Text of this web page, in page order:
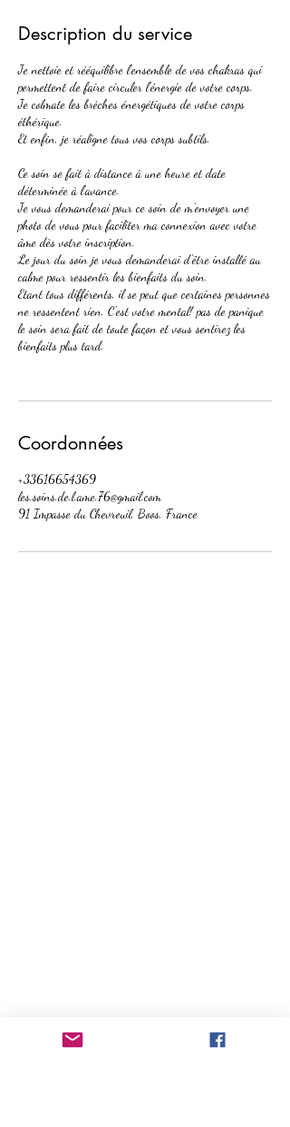
i
é
Description du service
Je nettoie et rééquilibre l'ensemble de vos chakras qui
permettent de faire circuler l'énergie de votre corps.
Je colmate les brèches énergétiques de votre corps
éthérique.
Et enfin, je réaligne tous vos corps subtils.
Ce soin se fait à distance à une heure et date
déterminée à l'avance.
Je vous demanderai pour ce soin de m'envoyer une
photo de vous pour faciliter ma connexion avec votre
âme dès votre inscription.
Le jour du soin je vous demanderai d'être installé au
calme pour ressentir les bienfaits du soin.
Etant tous différents, il se peut que certaines personnes
ne ressentent rien. C'est votre mental! pas de panique
le soin sera fait de toute façon et vous sentirez les
bienfaits plus tard.
Coordonnées
+33616654369
les.soins.de.l.ame.76@gmail.com
91 Impasse du Chevreuil, Boos, France